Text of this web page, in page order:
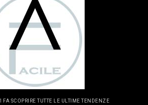
SCOPRIRE TUTTE LE ULTIME TENDENZE